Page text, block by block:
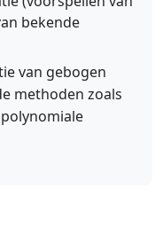
bekende
van gebogen
methoden zoals